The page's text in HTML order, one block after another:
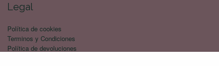
Legal
Política de cookies
Terminos y Condiciones
Política de devoluciones